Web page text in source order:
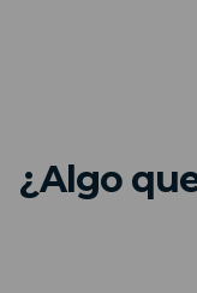
¿Algo